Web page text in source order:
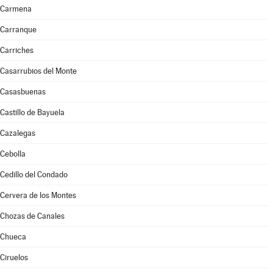
Carmena
Carranque
Carriches
Casarrubios del Monte
Casasbuenas
Castillo de Bayuela
Cazalegas
Cebolla
Cedillo del Condado
Cervera de los Montes
Chozas de Canales
Chueca
Ciruelos